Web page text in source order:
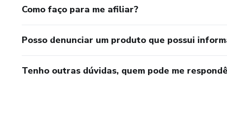
Como faço para me afiliar?
Posso denunciar um produto que possui
Tenho outras dúvidas, quem pode me